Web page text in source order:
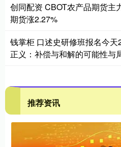
创同配资 CBOT农产品期货主
期货涨2.27%
钱掌柜 口述史研修班报名今
正义：补偿与和解的可能性与
推荐资讯